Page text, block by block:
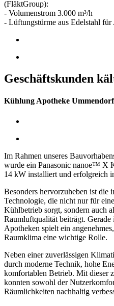
(FläktGroup):
- Volumenstrom 3.000 m³/h
- Lüftungstürme aus Edelstahl
Geschäftskunden
Kühlung Apotheke Ummendorf
Im Rahmen unseres
wurde ein Panasonic nanoe™ X
14 kW installiert und erfolgreich
Besonders hervorzuheben ist
Technologie, die nicht nur für
Kühlbetrieb sorgt, sondern auch
Raumluftqualität beiträgt.
Apotheken spielt ein
Raumklima eine wichtige Rolle.
Neben einer zuverlässigen
durch moderne Technik, hohe
komfortablen Betrieb. Mit dieser
konnten sowohl der
Räumlichkeiten nachhaltig